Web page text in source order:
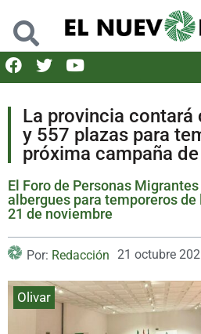
La provincia contará
y 557 plazas para
próxima campaña
El Foro de Personas
albergues para temporeros
21 de noviembre
Por: Redacción 21 octubre
Olivar